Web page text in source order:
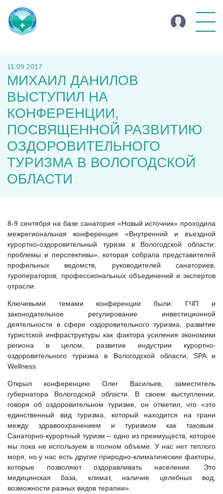
11.09.2017
МИХАИЛ ДАНИЛОВ
ВЫСТУПИЛ НА
КОНФЕРЕНЦИИ,
ПОСВЯЩЕННОЙ РАЗВИТИЮ
ОЗДОРОВИТЕЛЬНОГО
ТУРИЗМА В ВОЛОГОДСКОЙ
ОБЛАСТИ
8-9 сентября на базе санатория «Новый источник» проходила
межрегиональная конференция «Внутренний и въездной
курортно-оздоровительный туризм в Вологодской области:
проблемы и перспективы», которая собрала представителей
профильных ведомств, руководителей санаториев,
туроператоров, профессиональных объединений и экспертов
отрасли.
Ключевыми темами конференции были: ГЧП и
законодательное регулирование инвестиционной
деятельности в сфере оздоровительного туризма, развитие
туристской инфраструктуры как фактора усиления экономики
региона в целом, развитие индустрии курортно-
оздоровительного туризма в Вологодской области, SPA и
Wellness.
Открыл конференцию Олег Васильев, заместитель
губернатора Вологодской области. В своем выступлении,
говоря об оздоровительном туризме, он отметил, что «это
единственный вид туризма, который находится на грани
между здравоохранением и туризмом как таковым.
Санаторно-курортный туризм – одно из преимуществ, которое
мы пока не используем в полном объеме. У нас нет теплого
моря, но у нас есть другие природно-климатические факторы,
которые позволяют оздоравливать население. Это
медицинская база, климат, наличие целебных вод,
возможности разных видов терапии».